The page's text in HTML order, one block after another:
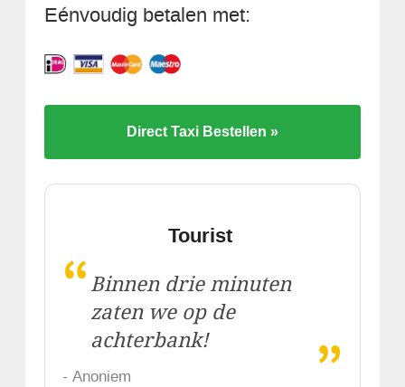
Eénvoudig betalen met:
Direct Taxi Bestellen »
Tourist
“ Binnen drie minuten
zaten we op de
achterbank!
„
- Anoniem